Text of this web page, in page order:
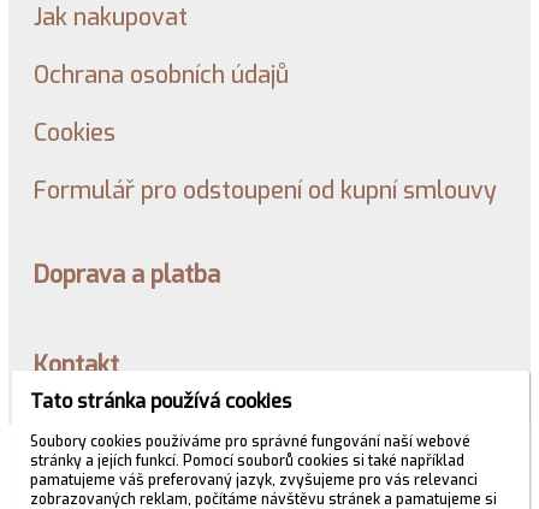
Jak nakupovat
Ochrana osobních údajů
Cookies
Formulář pro odstoupení od kupní smlouvy
Doprava a platba
Kontakt
© 2026 WEXBO |www.wexbo.com|Přihlásit
Tato stránka používá cookies
Soubory cookies používáme pro správné fungování naší webové
stránky a jejích funkcí. Pomocí souborů cookies si také například
pamatujeme váš preferovaný jazyk, zvyšujeme pro vás relevanci
zobrazovaných reklam, počítáme návštěvu stránek a pamatujeme si